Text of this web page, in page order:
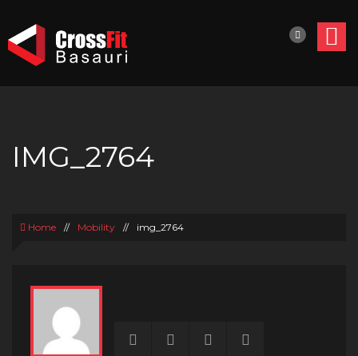
IMG_2764
Home // Mobility // img_2764